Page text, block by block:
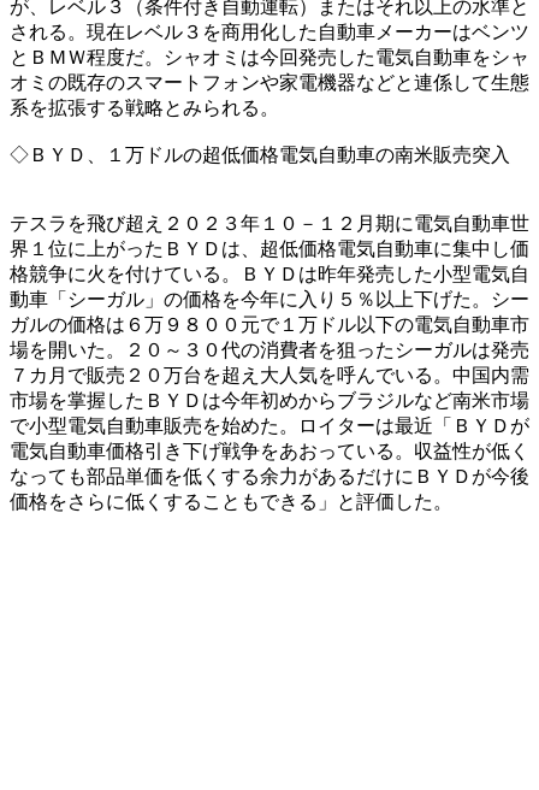
が、レベル３（条件付き自動運転）またはそれ以上の水準と
される。現在レベル３を商用化した自動車メーカーはベンツ
とＢＭＷ程度だ。シャオミは今回発売した電気自動車をシャ
オミの既存のスマートフォンや家電機器などと連係して生態
系を拡張する戦略とみられる。
◇ＢＹＤ、１万ドルの超低価格電気自動車の南米販売突入
テスラを飛び超え２０２３年１０－１２月期に電気自動車世
界１位に上がったＢＹＤは、超低価格電気自動車に集中し価
格競争に火を付けている。ＢＹＤは昨年発売した小型電気自
動車「シーガル」の価格を今年に入り５％以上下げた。シー
ガルの価格は６万９８００元で１万ドル以下の電気自動車市
場を開いた。２０～３０代の消費者を狙ったシーガルは発売
７カ月で販売２０万台を超え大人気を呼んでいる。中国内需
市場を掌握したＢＹＤは今年初めからブラジルなど南米市場
で小型電気自動車販売を始めた。ロイターは最近「ＢＹＤが
電気自動車価格引き下げ戦争をあおっている。収益性が低く
なっても部品単価を低くする余力があるだけにＢＹＤが今後
価格をさらに低くすることもできる」と評価した。